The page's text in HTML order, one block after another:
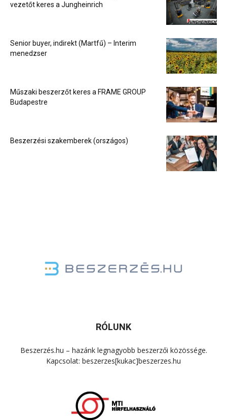
vezetőt keres a Jungheinrich
Senior buyer, indirekt (Martfű) – Interim
menedzser
Műszaki beszerzőt keres a FRAME GROUP
Budapestre
Beszerzési szakemberek (országos)
RÓLUNK
Beszerzés.hu – hazánk legnagyobb beszerzői közössége.
Kapcsolat: beszerzes[kukac]beszerzes.hu